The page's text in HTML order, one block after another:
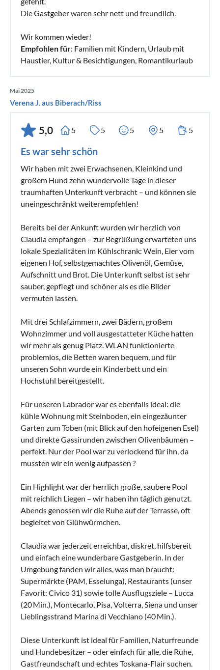
Die Gastgeber waren sehr nett und freundlich.
Wir kommen wieder!
Empfohlen für: Familien mit Kindern, Urlaub mit
Haustier, Kultur & Besichtigungen, Romantikurlaub
Mai 2025
Verena J. aus Biberach/Riss
5,0 5 5 5 5 5
Es war sehr schön
Wir haben mit zwei Erwachsenen, Kleinkind und
großem Hund zehn wundervolle Tage in dieser
traumhaften Unterkunft verbracht – und können sie
uneingeschränkt weiterempfehlen!
Bereits bei der Ankunft wurden wir herzlich von
Claudia empfangen – zur Begrüßung erwarteten uns
lokale Spezialitäten im Kühlschrank: Wein, Eier vom
eigenen Hof, selbstgemachtes Olivenöl, Gemüse,
Aufschnitt und Brot. Die Unterkunft selbst ist sehr
sauber, gepflegt und schöner als es die Bilder
vermuten lassen.
Mit drei Schlafzimmern, zwei Bädern, großem
Wohnzimmer und voll ausgestatteter Küche hatten
wir mehr als genug Platz. WLAN funktionierte
problemlos, die Betten waren bequem, und für
unseren Sohn wurde ein Kinderbett und ein
Hochstuhl bereitgestellt.
Für unseren Labrador war es ebenfalls ideal: die
kühle Wohnung mit Steinboden, ein eingezäunter
Garten zum Toben (mit Blick auf den hofeigenen Esel)
und direkte Gassirunden zwischen Olivenbäumen –
perfekt. Nur der Pool war zu verlockend für ihn, da
mussten wir ein wenig aufpassen ?
Ein Highlight war der herrlich große, saubere Pool
mit reichlich Liegen – wir haben ihn täglich genutzt.
Abends genossen wir die Ruhe auf der Terrasse, oft
begleitet von Glühwürmchen.
Claudia war jederzeit erreichbar, diskret, hilfsbereit
und einfach eine wunderbare Gastgeberin. In der
Umgebung fanden wir alles, was man braucht:
Supermärkte (PAM, Esselunga), Restaurants (unser
Favorit: Civico 31) sowie tolle Ausflugsziele – Lucca
(20 Min.), Montecarlo, Pisa, Volterra, Siena und unser
Lieblingsstrand Marina di Vecchiano (40 Min.).
Diese Unterkunft ist ideal für Familien, Naturfreunde
und Hundebesitzer – oder einfach für alle, die Ruhe,
Gastfreundschaft und echtes Toskana-Flair suchen.